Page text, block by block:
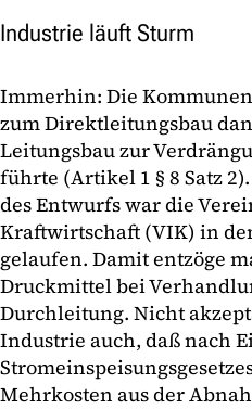
Industrie läuft Sturm
Immerhin: Die
zum Direktleitungsbau
Leitungsbau zur
führte (Artikel 1 § 8 Satz
des Entwurfs war die
Kraftwirtschaft (VIK) in
gelaufen. Damit entzöge
Druckmittel bei
Durchleitung. Nicht
Industrie auch, daß nach
Mehrkosten aus der